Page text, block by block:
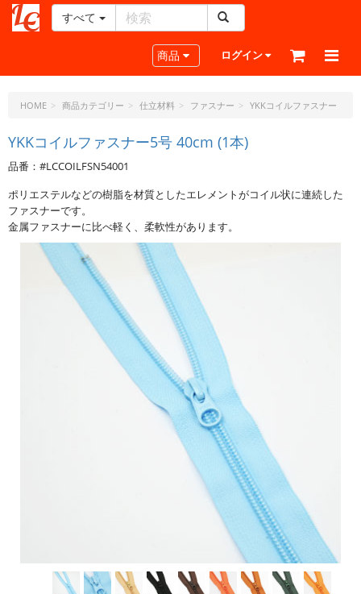
ー
ラ
ト・
ド
ッ
ト・
ジ
ェ
ー
すべて
Toggle navigation
商品 ログイン
HOME 商品カテゴリー 仕立材料 ファスナー YKKコイルファスナー
YKKコイルファスナー5号 40cm (1本)
品番：#LCCOILFSN54001
ポリエステルなどの樹脂を材質としたエレメントがコイル状に連続した
ファスナーです。
金属ファスナーに比べ軽く、柔軟性があります。